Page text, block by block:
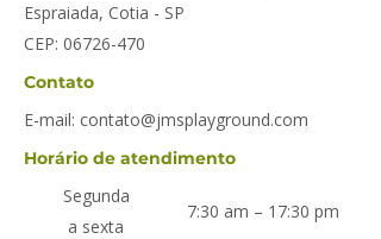
Espraiada, Cotia - SP
CEP: 06726-470
Contato
E-mail: contato@jmsplayground.com
Horário de atendimento
Segunda
a sexta
7:30 am – 17:30 pm